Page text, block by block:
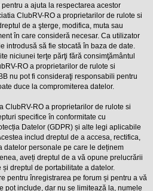
a ajuta la respectarea acestor
ClubRV-RO a proprietarilor de rulote si
de a şterge, modifica, muta sau
în care consideră necesar. Ca utilizator
introdusă să fie stocată în baza de date.
niciunei terţe părţi fără consimţământul
RO a proprietarilor de rulote si
nu pot fi consideraţi responsabili pentru
duce la compromiterea datelor.
ClubRV-RO a proprietarilor de rulote si
specifice în conformitate cu
Datelor (GDPR) și alte legi aplicabile
includ dreptul de a accesa, rectifica,
datelor personale pe care le deținem
aveți dreptul de a vă opune prelucrării
dreptul de portabilitate a datelor.
pentru înregistrarea pe forum și pentru a vă
pot include, dar nu se limitează la, numele